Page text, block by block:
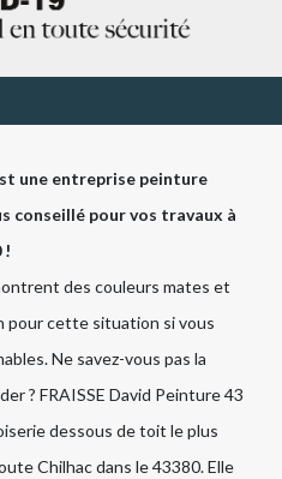
une entreprise peinture
conseillé pour vos travaux à
!
des couleurs mates et
pour cette situation si vous
Ne savez-vous pas la
? FRAISSE David Peinture 43
dessous de toit le plus
Chilhac dans le 43380. Elle